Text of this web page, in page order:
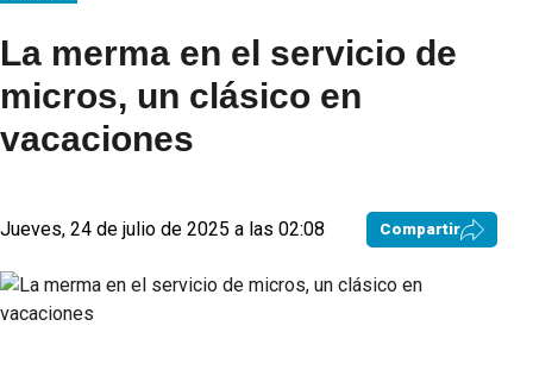
La merma en el servicio de
micros, un clásico en
vacaciones
Jueves, 24 de julio de 2025 a las 02:08 Compartir